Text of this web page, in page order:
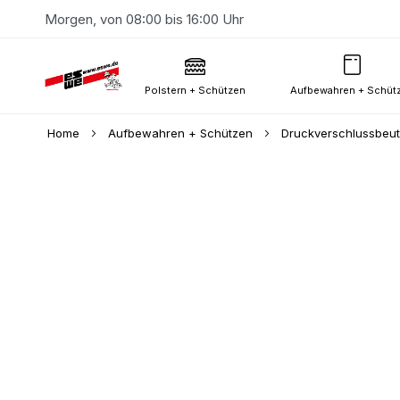
Morgen, von 08:00 bis 16:00 Uhr
Polstern + Schützen Aufbewahren +
Home Aufbewahren + Schützen